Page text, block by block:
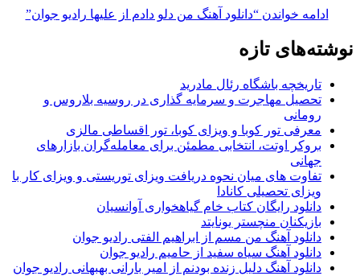
ادامه خواندن“دانلود آهنگ من دلو دادم از علیها رادیو جوان”
تازه
تاریخچه باشگاه رئال مادرید
تحصیل مهاجرت و سرمایه گذاری در روسیه بلاروس و
رومانی
معرفی تور کوبا و ویزای کوبا، تور اقساطی مالزی
بروکر اوتت، انتخابی مطمئن برای معامله‌گران بازارهای
جهانی
تفاوت های میان نحوه دریافت ویزای توریستی و ویزای کار با
ویزای تحصیلی کانادا
دانلود رایگان کتاب خام گیاهخواری آوانسیان
بازیکنان منچستر یونایتد
دانلود آهنگ من مسم از ابراهیم الفتی رادیو جوان
دانلود آهنگ سیاه سفید از حامیم رادیو جوان
دانلود آهنگ دلیل زنده بودنم از امیر بارانی بهبهانی رادیو جوان